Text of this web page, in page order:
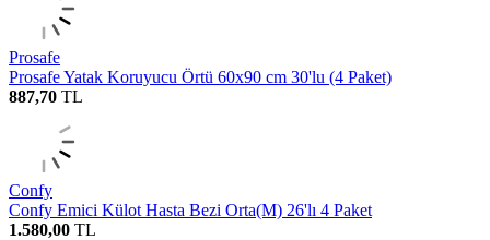
Prosafe
Prosafe Yatak Koruyucu Örtü 60x90 cm 30'lu (4 Paket)
887,70 TL
Confy
Confy Emici Külot Hasta Bezi Orta(M) 26'lı 4 Paket
1.580,00 TL